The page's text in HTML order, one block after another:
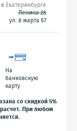
Екатеринбурге
Ленина 25
ул. 8 марта 57
На
банковскую
карту
со скидкой 5%
При любом